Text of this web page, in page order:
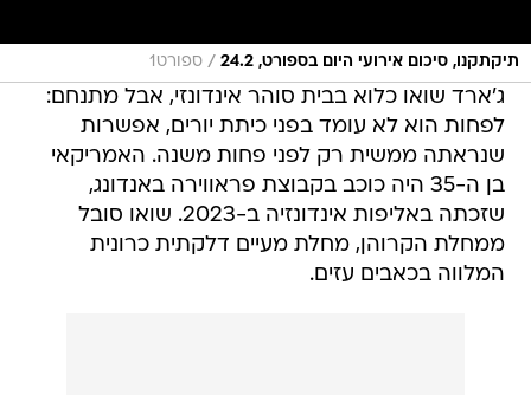
תיקתקנו, סיכום אירועי היום בספורט, 24.2 / ספורט1
ג'ארד שואו כלוא בבית סוהר אינדונזי, אבל מתנחם:
לפחות הוא לא עומד בפני כיתת יורים, אפשרות
שנראתה ממשית רק לפני פחות משנה. האמריקאי
בן ה-35 היה כוכב בקבוצת פראווירה באנדונג,
שזכתה באליפות אינדונזיה ב-2023. שואו סובל
ממחלת הקרוהן, מחלת מעיים דלקתית כרונית
המלווה בכאבים עזים.